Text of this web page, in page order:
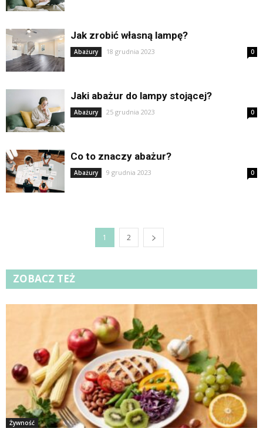
Jak zrobić własną lampę?
Abażury 18 grudnia 2023 0
Jaki abażur do lampy stojącej?
Abażury 25 grudnia 2023 0
Co to znaczy abażur?
Abażury 9 grudnia 2023 0
1 2
ZOBACZ TEŻ
Żywność